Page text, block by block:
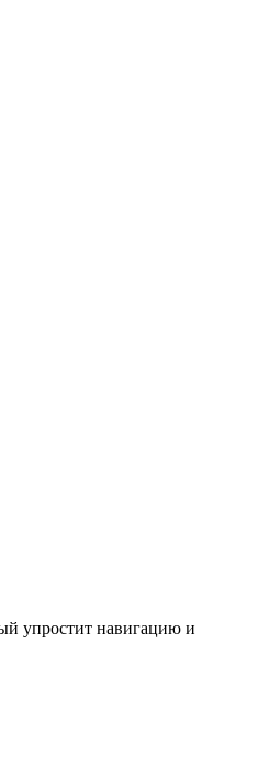
упростит навигацию и